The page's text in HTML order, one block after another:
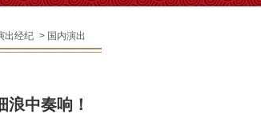
出经纪 > 国内演出
中奏响！